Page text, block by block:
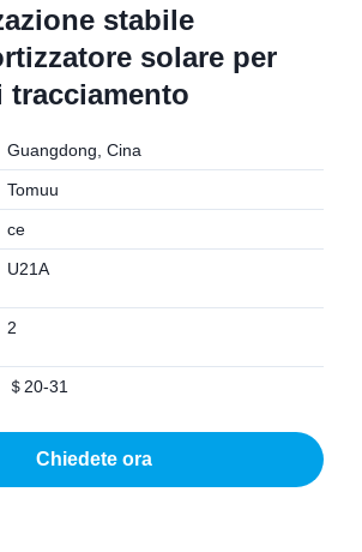
stabile
solare per
tracciamento
Guangdong, Cina
Tomuu
ce
U21A
2
＄20-31
Chiedete ora